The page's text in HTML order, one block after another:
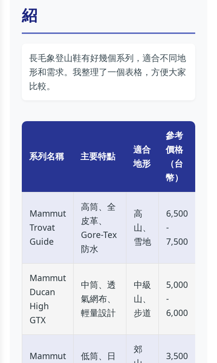
紹
長毛象登山鞋有好幾個系列，適合不同地
形和需求。我整理了一個表格，方便大家
比較。
系列名稱 主要特點
適合
地形
參考
價格
（台
幣）
Mammut
Trovat
Guide
高筒、全
皮革、
Gore-Tex
防水
高
山、
雪地
6,500
-
7,500
Mammut
Ducan
High
GTX
中筒、透
氣網布、
輕量設計
中級
山、
步道
5,000
-
6,000
Mammut 低筒、日
郊
3,500